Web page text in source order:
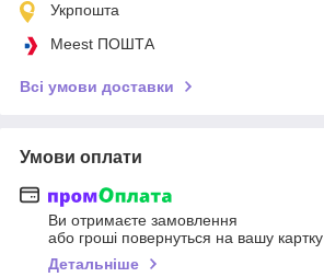
Укрпошта
Meest ПОШТА
Всі умови доставки
Умови оплати
Ви отримаєте замовлення
або гроші повернуться на вашу картку
Детальніше